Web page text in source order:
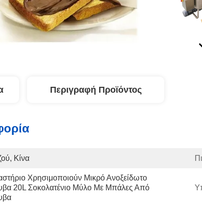
Περιγραφή Προϊόντος
Κίνα
Χρησιμοποιούν Μικρό Ανοξείδωτο
20L Σοκολατένιο Μύλο Με Μπάλες Από